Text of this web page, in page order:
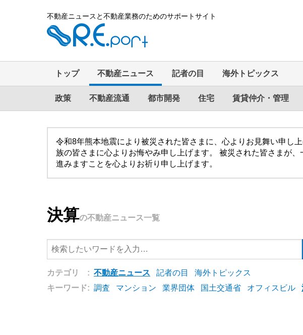
不動産ニュースと不動産業務のためのサポートサイト
トップ 不動産ニュース 記者の目 海外トピックス
政策 不動産流通 都市開発 住宅 賃貸仲介・管理
令和8年熊本地震により被災された皆さまに、心よりお見舞い申し
族の皆さまに心よりお悔やみ申し上げます。 被災された皆さまが
進みますことを心よりお祈り申し上げます。
決算の不動産ニュース一覧
カテゴリ : 不動産ニュース 記者の目
海外トピックス
キーワード: 調査 マンション 業界団体 国土交通省 オフィスビル